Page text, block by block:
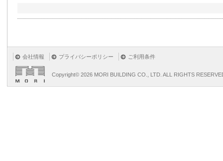
会社情報 プライバシーポリシー ご利用条件
Copyright© 2026 MORI BUILDING CO., LTD. ALL RIGHTS